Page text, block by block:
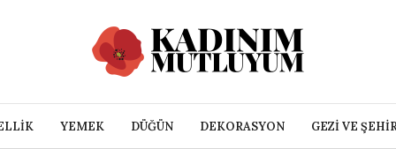
YEMEK DÜĞÜN DEKORASYON GEZI VE